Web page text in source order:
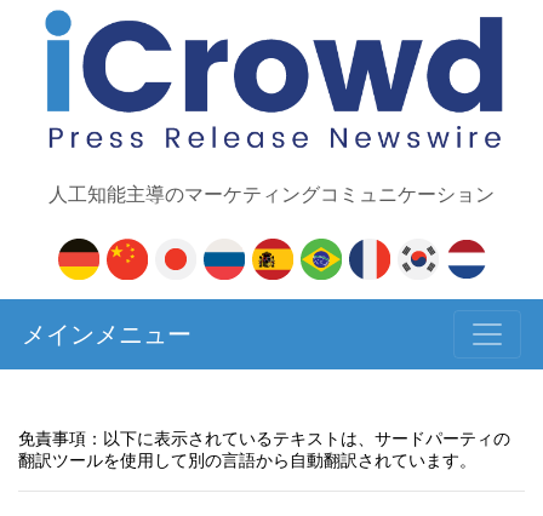
人工知能主導のマーケティングコミュニケーション
メインメニュー
免責事項：以下に表示されているテキストは、サードパーティの
翻訳ツールを使用して別の言語から自動翻訳されています。